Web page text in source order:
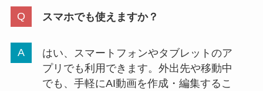
スマホでも使えますか？
はい、スマートフォンやタブレットのア
プリでも利用できます。外出先や移動中
でも、手軽にAI動画を作成・編集するこ